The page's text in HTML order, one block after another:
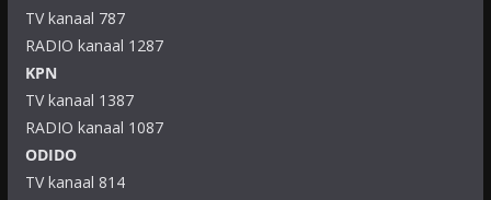
TV kanaal 787
RADIO kanaal 1287
KPN
TV kanaal 1387
RADIO kanaal 1087
ODIDO
TV kanaal 814